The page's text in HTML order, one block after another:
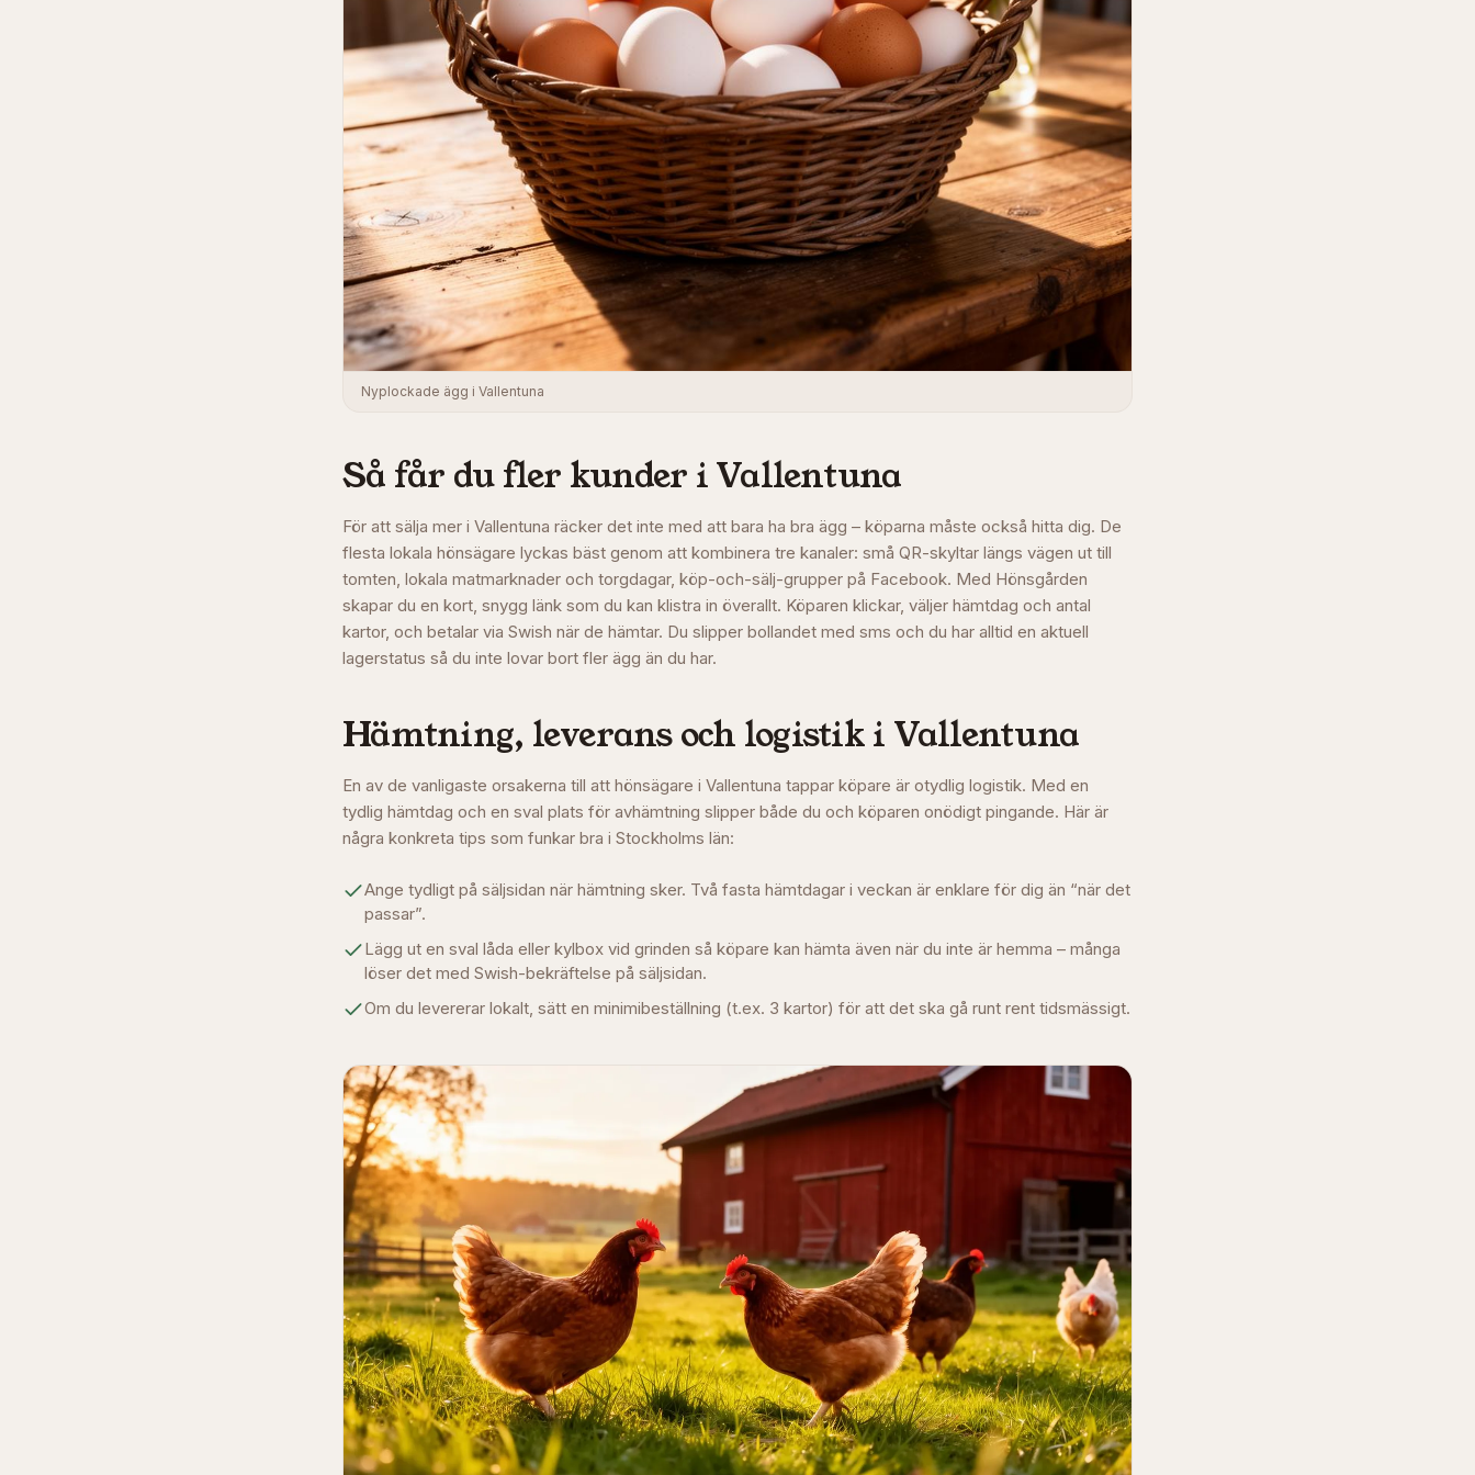
Nyplockade ägg i Vallentuna
Så får du fler kunder iVallentuna
För att sälja mer i Vallentuna räcker det inte med att bara ha bra ägg – köparna måste också hitta dig. De
flesta lokala hönsägare lyckas bäst genom att kombinera tre kanaler: små QR-skyltar längs vägen ut till
tomten, lokala matmarknader och torgdagar, köp-och-sälj-grupper på Facebook. Med Hönsgården
skapar du en kort, snygg länk som du kan klistra in överallt. Köparen klickar, väljer hämtdag och antal
kartor, och betalar via Swish när de hämtar. Du slipper bollandet med sms och du har alltid en aktuell
lagerstatus så du inte lovar bort fler ägg än du har.
Hämtning, leverans och logistik i Vallentuna
En av de vanligaste orsakerna till att hönsägare i Vallentuna tappar köpare är otydlig logistik. Med en
tydlig hämtdag och en sval plats för avhämtning slipper både du och köparen onödigt pingande. Här är
några konkreta tips som funkar bra i Stockholms län:
Ange tydligt på säljsidan när hämtning sker. Två fasta hämtdagar i veckan är enklare för dig än “när det
passar”.
Lägg ut en sval låda eller kylbox vid grinden så köpare kan hämta även när du inte är hemma – många
löser det med Swish-bekräftelse på säljsidan.
Om du levererar lokalt, sätt en minimibeställning (t.ex. 3 kartor) för att det ska gå runt rent tidsmässigt.